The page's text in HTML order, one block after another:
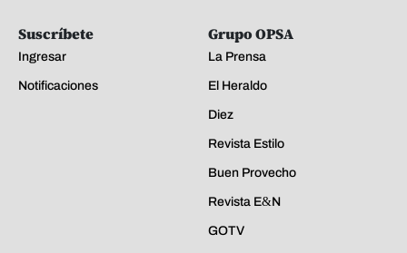
Suscríbete
Ingresar
Notificaciones
Grupo OPSA
La Prensa
El Heraldo
Diez
Revista Estilo
Buen Provecho
Revista E&N
GOTV